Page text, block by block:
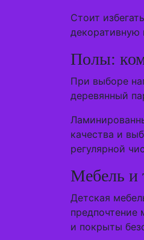
Стоит
декоративную
Полы:
При выборе
деревянный
качества и
регулярной
Мебель и
Детская
и покрыты